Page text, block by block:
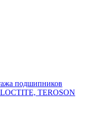
подшипников
TEROSON